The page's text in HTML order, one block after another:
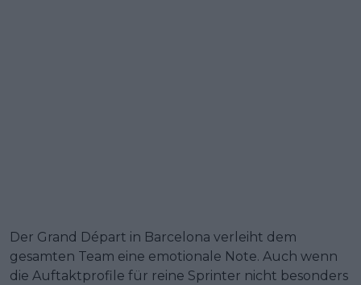
Der Grand Départ in Barcelona verleiht dem
gesamten Team eine emotionale Note. Auch wenn
die Auftaktprofile für reine Sprinter nicht besonders